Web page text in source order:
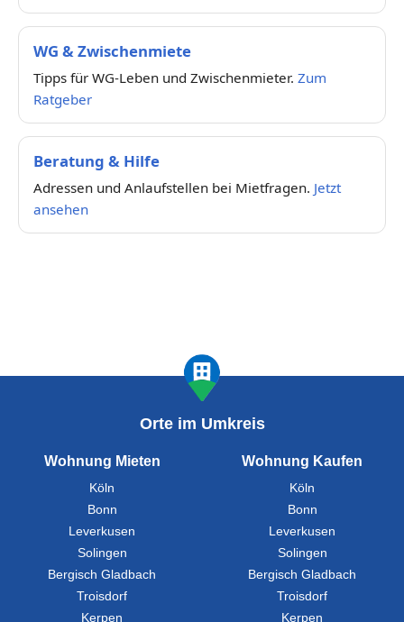
WG & Zwischenmiete
Tipps für WG-Leben und Zwischenmieter. Zum
Ratgeber
Beratung & Hilfe
Adressen und Anlaufstellen bei Mietfragen. Jetzt
ansehen
Orte im Umkreis
Wohnung Mieten
Köln
Bonn
Leverkusen
Solingen
Bergisch Gladbach
Troisdorf
Kerpen
Wohnung Kaufen
Köln
Bonn
Leverkusen
Solingen
Bergisch Gladbach
Troisdorf
Kerpen